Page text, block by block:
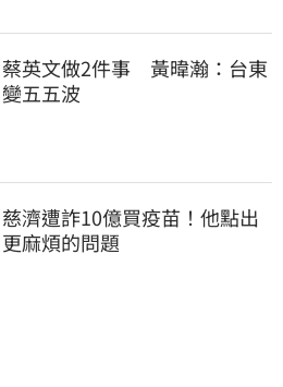
蔡英文做2件事　黃暐瀚：台東
變五五波
慈濟遭詐10億買疫苗！他點出
更麻煩的問題